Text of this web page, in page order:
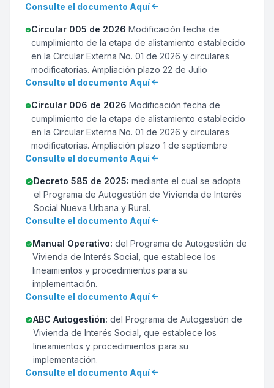
Consulte el documento Aquí
Circular 005 de 2026 Modificación fecha de
cumplimiento de la etapa de alistamiento establecido
en la Circular Externa No. 01 de 2026 y circulares
modificatorias. Ampliación plazo 22 de Julio
Consulte el documento Aquí
Circular 006 de 2026 Modificación fecha de
cumplimiento de la etapa de alistamiento establecido
en la Circular Externa No. 01 de 2026 y circulares
modificatorias. Ampliación plazo 1 de septiembre
Consulte el documento Aquí
Decreto 585 de 2025: mediante el cual se adopta
el Programa de Autogestión de Vivienda de Interés
Social Nueva Urbana y Rural.
Consulte el documento Aquí
Manual Operativo: del Programa de Autogestión de
Vivienda de Interés Social, que establece los
lineamientos y procedimientos para su
implementación.
Consulte el documento Aquí
ABC Autogestión: del Programa de Autogestión de
Vivienda de Interés Social, que establece los
lineamientos y procedimientos para su
implementación.
Consulte el documento Aquí